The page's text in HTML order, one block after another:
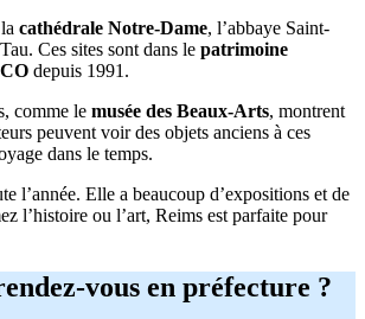
cathédrale Notre-Dame, l’abbaye Saint-
Ces sites sont dans le patrimoine
depuis 1991.
comme le musée des Beaux-Arts, montrent
peuvent voir des objets anciens à ces
dans le temps.
l’année. Elle a beaucoup d’expositions et de
l’histoire ou l’art, Reims est parfaite pour
vous en préfecture ?